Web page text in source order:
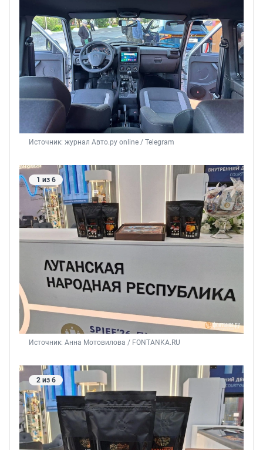
Источник: журнал Авто.ру online / Telegram
1 из 6
Источник: Анна Мотовилова / FONTANKA.RU
2 из 6